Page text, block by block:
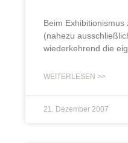
Beim
(nahezu
wiederkehrend die
WEITERLESEN >>
21. Dezember 2007